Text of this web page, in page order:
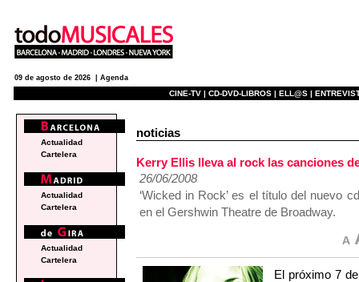
09 de agosto de 2026 | Agenda
CINE-TV | CD-DVD-LIBROS | ELL@S |
noticias
Kerry Ellis lleva al rock las canciones
26/06/2008
‘Wicked in Rock’ es el título del nuevo
en el Gershwin Theatre de Broadway.
El próximo 7
Actualidad
Cartelera
Actualidad
Cartelera
Actualidad
Cartelera